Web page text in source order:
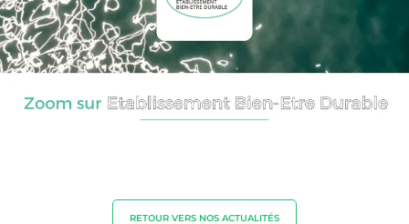
RETOUR VERS NOS ACTUALITÉS